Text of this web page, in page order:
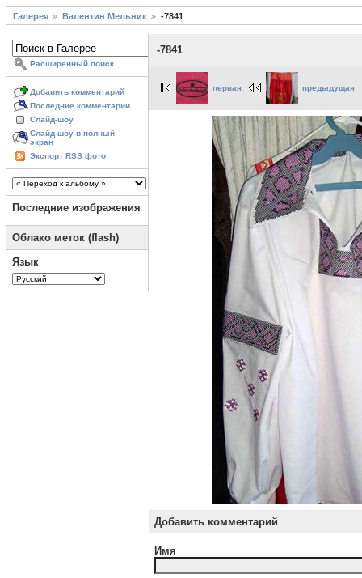
Галерея Валентин Мельник -7841
Расширенный поиск
Добавить комментарий
Последние комментарии
Слайд-шоу
Слайд-шоу в полный
экран
Экспорт RSS фото
Последние изображения
Облако меток (flash)
Язык
-7841
первая предыдущая
Добавить комментарий
Имя